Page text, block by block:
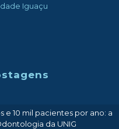
Iguaçu
e 10 mil pacientes por ano: a
da UNIG